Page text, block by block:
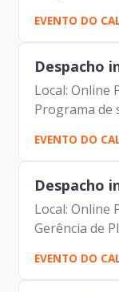
Dantas Jorge
Hiromoto
EVENTO DO
Despacho
Local: Online
Programa de
Dantas Jorge
Hiromoto
EVENTO DO
Despacho
Local: Online
Gerência de
Pereira Leite
EVENTO DO